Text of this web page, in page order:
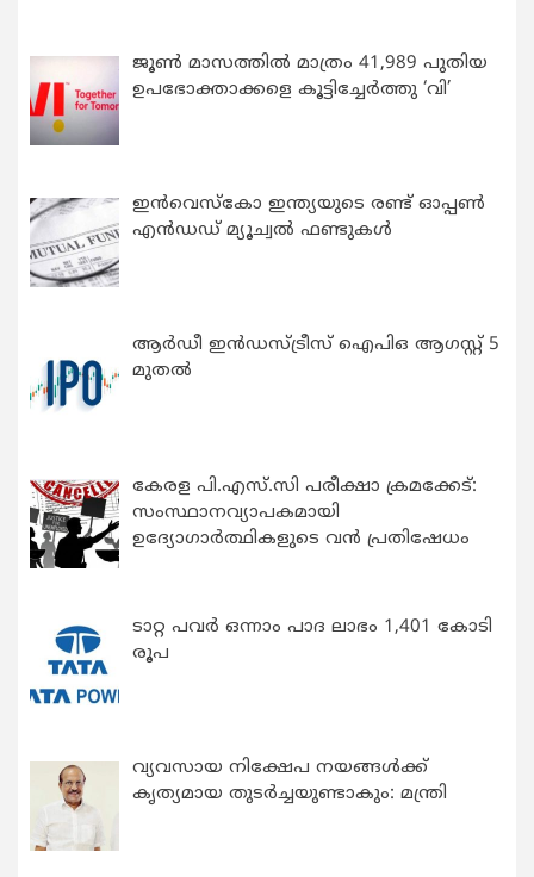
ജൂൺ മാസത്തിൽ മാത്രം 41,989 പുതിയ
ഉപഭോക്താക്കളെ കൂട്ടിച്ചേർത്തു ‘വി’
ഇന്‍വെസ്കോ ഇന്ത്യയുടെ രണ്ട് ഓപ്പണ്‍
എന്‍ഡഡ് മ്യൂച്വല്‍ ഫണ്ടുകള്‍
ആർഡീ ഇൻഡസ്ട്രീസ് ഐപിഒ ആഗസ്റ്റ് 5
മുതൽ
കേരള പി.എസ്.സി പരീക്ഷാ ക്രമക്കേട്:
സംസ്ഥാനവ്യാപകമായി
ഉദ്യോഗാര്‍ത്ഥികളുടെ വന്‍ പ്രതിഷേധം
ടാറ്റ പവർ ഒന്നാം പാദ ലാഭം 1,401 കോടി
രൂപ
വ്യവസായ നിക്ഷേപ നയങ്ങള്‍ക്ക്
കൃത്യമായ തുടര്‍ച്ചയുണ്ടാകും: മന്ത്രി